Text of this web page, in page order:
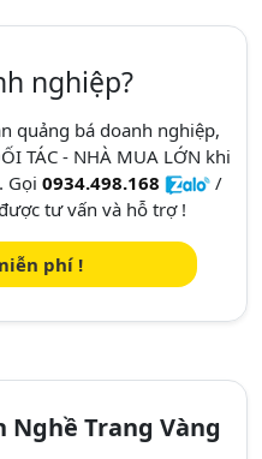
nghiệp?
quảng bá doanh nghiệp,
TÁC - NHÀ MUA LỚN khi
Gọi 0934.498.168
/
tư vấn và hỗ trợ !
phí !
Nghề Trang Vàng